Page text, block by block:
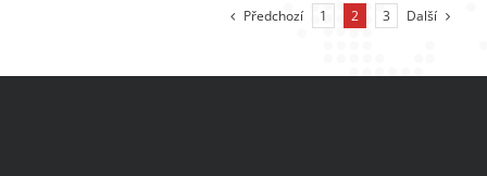
Předchozí 1 2 3 Další